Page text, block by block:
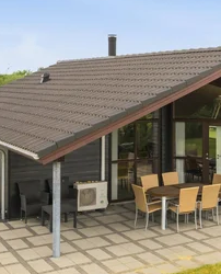
i BlåvandSommerhuse i